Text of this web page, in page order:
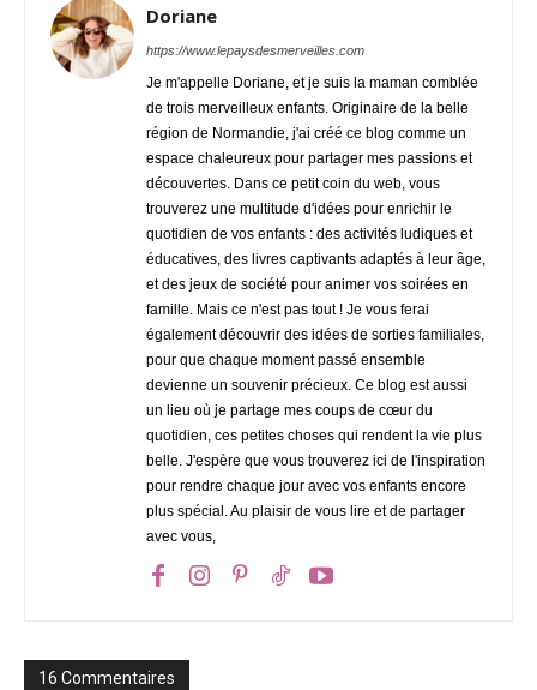
Doriane
https://www.lepaysdesmerveilles.com
Je m'appelle Doriane, et je suis la maman comblée
de trois merveilleux enfants. Originaire de la belle
région de Normandie, j'ai créé ce blog comme un
espace chaleureux pour partager mes passions et
découvertes. Dans ce petit coin du web, vous
trouverez une multitude d'idées pour enrichir le
quotidien de vos enfants : des activités ludiques et
éducatives, des livres captivants adaptés à leur âge,
et des jeux de société pour animer vos soirées en
famille. Mais ce n'est pas tout ! Je vous ferai
également découvrir des idées de sorties familiales,
pour que chaque moment passé ensemble
devienne un souvenir précieux. Ce blog est aussi
un lieu où je partage mes coups de cœur du
quotidien, ces petites choses qui rendent la vie plus
belle. J'espère que vous trouverez ici de l'inspiration
pour rendre chaque jour avec vos enfants encore
plus spécial. Au plaisir de vous lire et de partager
avec vous,
16 Commentaires